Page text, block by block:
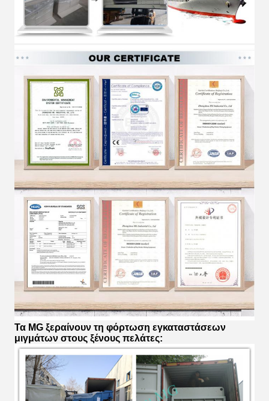
Τα MG ξεραίνουν τη φόρτωση εγκαταστάσεων
μιγμάτων στους ξένους πελάτες: